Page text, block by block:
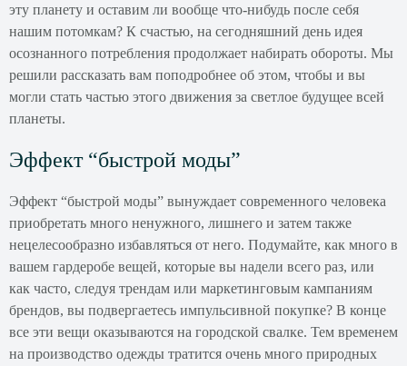
эту планету и оставим ли вообще что-нибудь после себя
нашим потомкам? К счастью, на сегодняшний день идея
осознанного потребления продолжает набирать обороты. Мы
решили рассказать вам поподробнее об этом, чтобы и вы
могли стать частью этого движения за светлое будущее всей
планеты.
Эффект “быстрой моды”
Эффект “быстрой моды” вынуждает современного человека
приобретать много ненужного, лишнего и затем также
нецелесообразно избавляться от него. Подумайте, как много в
вашем гардеробе вещей, которые вы надели всего раз, или
как часто, следуя трендам или маркетинговым кампаниям
брендов, вы подвергаетесь импульсивной покупке? В конце
все эти вещи оказываются на городской свалке. Тем временем
на производство одежды тратится очень много природных